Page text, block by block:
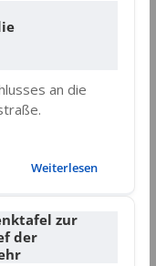
an die
Weiterlesen
zur
der